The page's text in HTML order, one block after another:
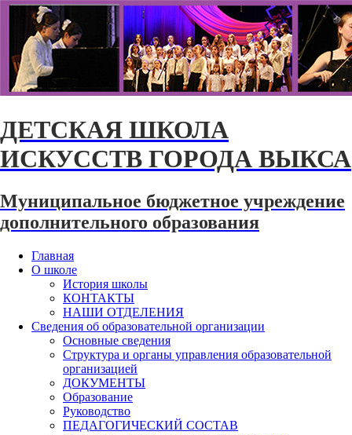
ДЕТСКАЯ ШКОЛА
ИСКУССТВ ГОРОДА ВЫКСА
Муниципальное бюджетное учреждение
дополнительного образования
Главная
О школе
История школы
КОНТАКТЫ
НАШИ ОТДЕЛЕНИЯ
Сведения об образовательной организации
Основные сведения
Структура и органы управления образовательной
организацией
ДОКУМЕНТЫ
Образование
Руководство
ПЕДАГОГИЧЕСКИЙ СОСТАВ